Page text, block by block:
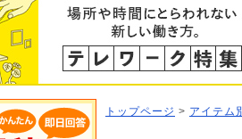
トップページ > アイテム